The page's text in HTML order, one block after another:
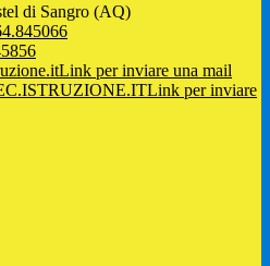
di Sangro (AQ)
Link per inviare una mail
Link per inviare